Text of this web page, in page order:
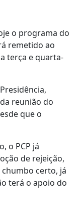
o programa do
remetido ao
terça e quarta-
reunião do
que o
o PCP já
de rejeição,
certo, já
terá o apoio do